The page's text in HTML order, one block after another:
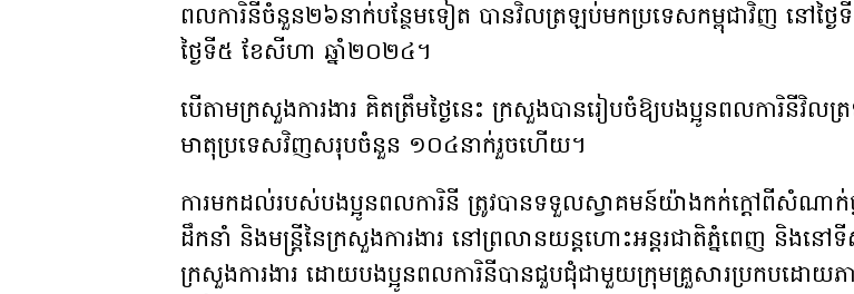
ពលការិនីចំនួន២៦នាក់បន្ថែមទៀត បានវិលត្រឡប់មក​ប្រទេស​កម្ពុជាវិញ នៅថ្ងៃ
ថ្ងៃទី៥ ខែសីហា ឆ្នាំ២០២៤។
បើតាម​ក្រសួងការងារ គិតត្រឹមថ្ងៃនេះ ក្រសួងបាន​រៀបចំ​ឱ្យបងប្អូន​ពលការិនី​វិល
មាតុប្រទេស​វិញ​សរុប​ចំនួន ១០៤នាក់រួចហើយ។
ការមកដល់របស់បងប្អូនពលការិនី ត្រូវ​បានទទួលស្វាគមន៍​យ៉ាងកក់ក្តៅពីសំណាក់ថ្
ដឹកនាំ និងមន្រ្តីនៃក្រសួងការងារ នៅព្រលានយន្តហោះអន្តរជាតិភ្នំពេញ និង​នៅទី
ក្រសួងការងារ ដោយបងប្អូន​ពលការិនី​បានជួបជុំជាមួយ​ក្រុមគ្រួសារ​ប្រកបដោយភ